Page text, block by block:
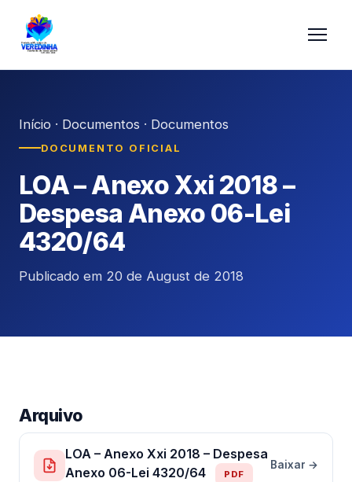
Início · Documentos · Documentos
DOCUMENTO OFICIAL
LOA – Anexo Xxi 2018 –
Despesa Anexo 06-Lei
4320/64
Publicado em 20 de August de 2018
Arquivo
LOA – Anexo Xxi 2018 – Despesa
Anexo 06-Lei 4320/64
PDF
Baixar →